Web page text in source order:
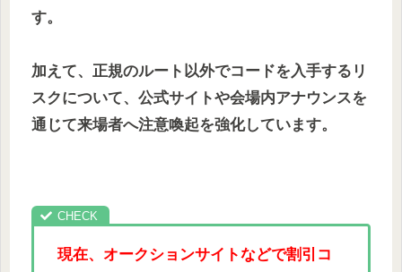
す。
加えて、正規のルート以外でコードを入手するリ
スクについて、公式サイトや会場内アナウンスを
通じて来場者へ注意喚起を強化しています。
現在、オークションサイトなどで割引コ